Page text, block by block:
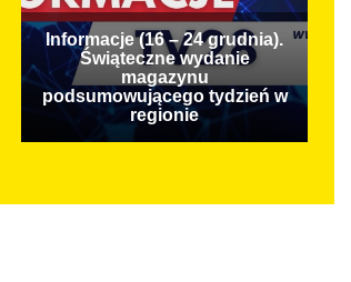
Informacje (16 – 24 grudnia).
Świąteczne wydanie
magazynu
podsumowującego tydzień w
regionie